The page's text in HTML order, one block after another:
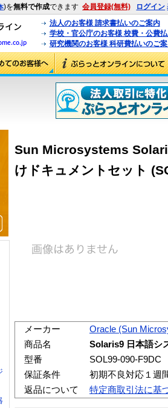
)を無料で作成できます 会員登録(無料) ログイン
法人のお客様 請求書払いのご案内
学校・官公庁のお客様 校費・公費
研究機関のお客様 科研費払いのご
Sun Microsystems
けドキュメントセット
メーカー
Oracle (Sun
商品名
Solaris9 日本語シ
型番
SOL99-090-F9DC
保証条件
初期不良対応１週
返品について
特定商取引法に基